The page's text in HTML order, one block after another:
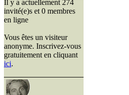
Il y a actuellement 274
invité(e)s et 0 membres
en ligne
Vous êtes un visiteur
anonyme. Inscrivez-vous
gratuitement en cliquant
ici.